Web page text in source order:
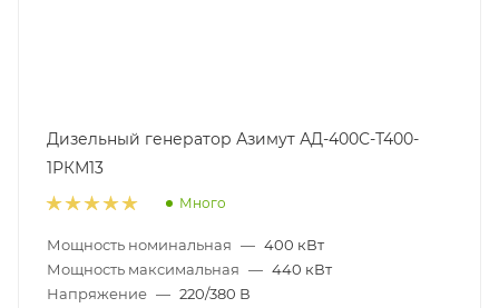
Дизельный генератор Азимут АД-400С-Т400-
1РКМ13
Много
Мощность номинальная — 400 кВт
Мощность максимальная — 440 кВт
Напряжение — 220/380 В